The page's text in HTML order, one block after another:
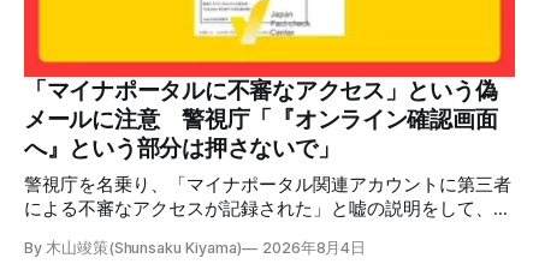
ポストされ、表示は20万件を超える。 投稿には「私の日本
語力が衰えていたら申し訳ないですが、動画に『韓国』と書
いてあるように見えます」などの英語の指摘もあるが、「日
本が犯した残虐行為を謝罪するのは悪いことだと思わない」
「共産主義者に恥じて頭を下げるべき人はいない」など、拡
散した投稿を真に受けた反応も多いため検証する。 検証過
程 動
「マイナポータルに不審なアクセス」という偽
メールに注意 警視庁「『オンライン確認画面
へ』という部分は押さないで」
警視庁を名乗り、「マイナポータル関連アカウントに第三者
による不審なアクセスが記録された」と嘘の説明をして、リ
で、メール内のリンクを押さないようにと注意を呼びかけて
By 木山竣策(Shunsaku Kiyama) 2026年8月4日